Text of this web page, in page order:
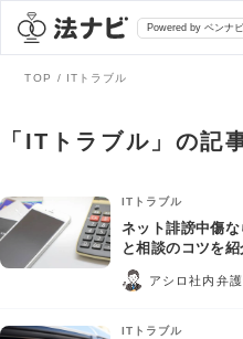
Powered by ベンナビ
全て
法律相談
弁護士を探す
おすすめ弁護士診断
TOP ITトラブル
「ITトラブル」の記
ITトラブル
ネット誹謗中傷
と相談のコツを紹
アシロ社内弁
ITトラブル